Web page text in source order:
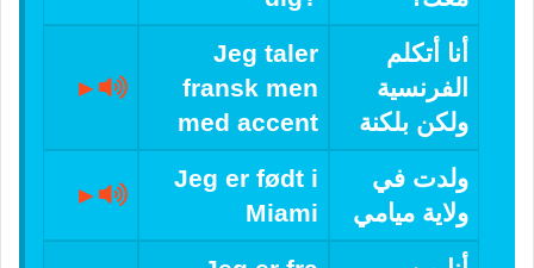
أنا أتكلم
الفرنسية
ولكن بلكنة
Jeg taler
fransk men
med accent
►
ولدت في
ولاية ميامي
Jeg er født i
Miami
►